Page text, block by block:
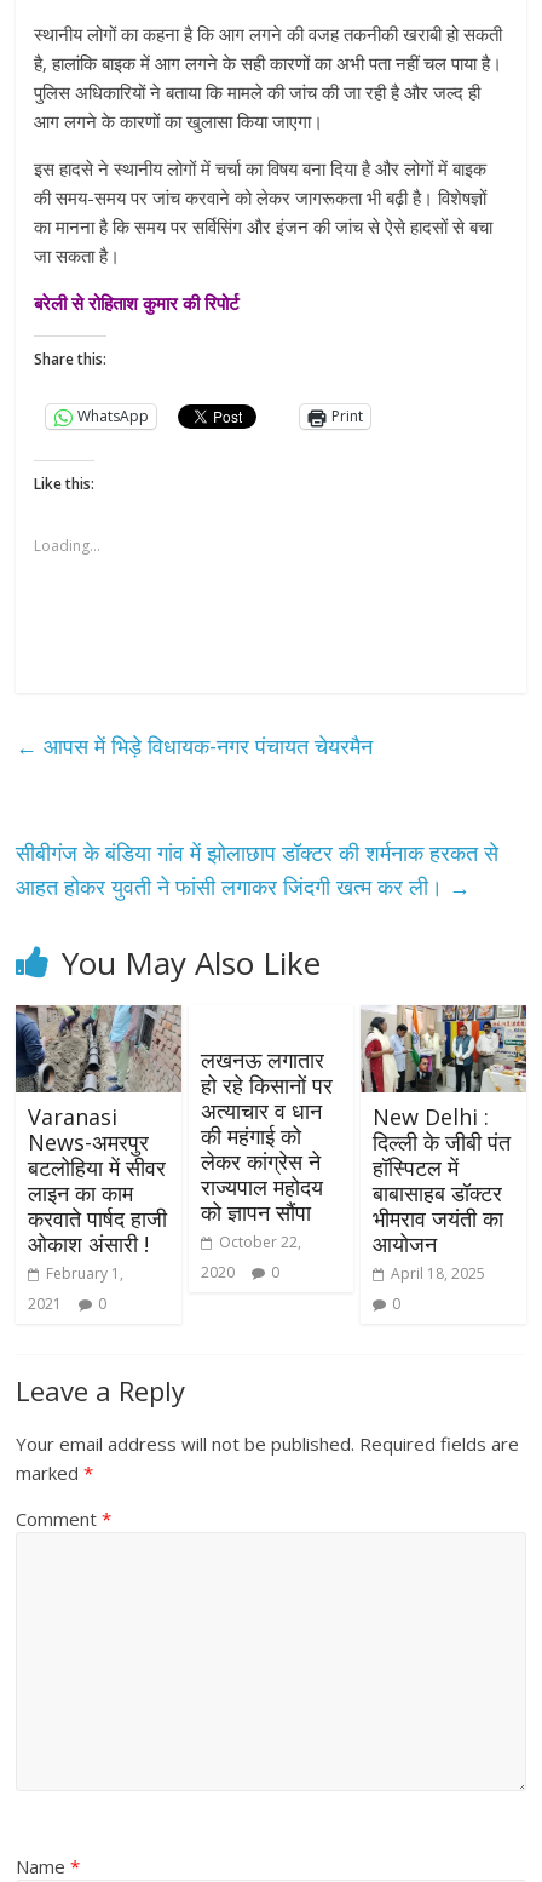
स्थानीय लोगों का कहना है कि आग लगने की वजह तकनीकी खराबी हो सकती
है, हालांकि बाइक में आग लगने के सही कारणों का अभी पता नहीं चल पाया है।
पुलिस अधिकारियों ने बताया कि मामले की जांच की जा रही है और जल्द ही
आग लगने के कारणों का खुलासा किया जाएगा।
इस हादसे ने स्थानीय लोगों में चर्चा का विषय बना दिया है और लोगों में बाइक
की समय-समय पर जांच करवाने को लेकर जागरूकता भी बढ़ी है। विशेषज्ञों
का मानना है कि समय पर सर्विसिंग और इंजन की जांच से ऐसे हादसों से बचा
जा सकता है।
बरेली से रोहिताश कुमार की रिपोर्ट
Share this:
WhatsApp Print
Like this:
Loading...
← आपस में भिड़े विधायक-नगर पंचायत चेयरमैन
सीबीगंज के बंडिया गांव में झोलाछाप डॉक्टर की शर्मनाक हरकत से
आहत होकर युवती ने फांसी लगाकर जिंदगी खत्म कर ली। →
You May Also Like
Varanasi
News-अमरपुर
बटलोहिया में सीवर
लाइन का काम
करवाते पार्षद हाजी
ओकाश अंसारी !
February 1,
2021
0
लखनऊ लगातार
हो रहे किसानों पर
अत्याचार व धान
की महंगाई को
लेकर कांग्रेस ने
राज्यपाल महोदय
को ज्ञापन सौंपा
October 22,
2020
0
New Delhi :
दिल्ली के जीबी पंत
हॉस्पिटल में
बाबासाहब डॉक्टर
भीमराव जयंती का
आयोजन
April 18, 2025
0
Leave a Reply
Your email address will not be published. Required fields are
marked*
Comment*
Name*